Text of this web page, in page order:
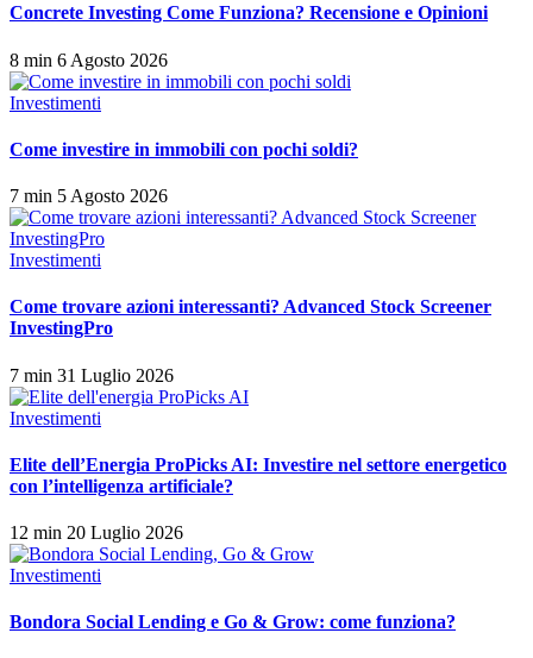
Concrete Investing Come Funziona? Recensione e Opinioni
8 min 6 Agosto 2026
Investimenti
Come investire in immobili con pochi soldi?
7 min 5 Agosto 2026
Investimenti
Come trovare azioni interessanti? Advanced Stock Screener
InvestingPro
7 min 31 Luglio 2026
Investimenti
Elite dell’Energia ProPicks AI: Investire nel settore energetico
con l’intelligenza artificiale?
12 min 20 Luglio 2026
Investimenti
Bondora Social Lending e Go & Grow: come funziona?